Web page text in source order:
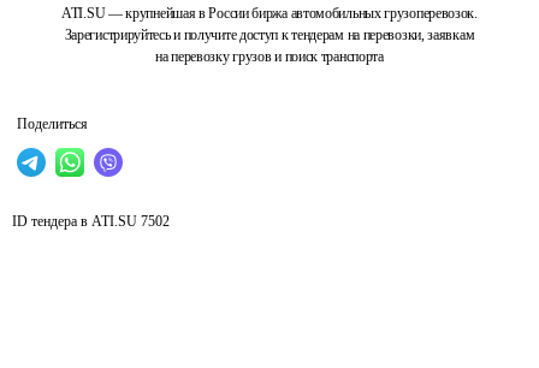
ATI.SU — крупнейшая в России биржа автомобильных грузоперевозок.
Зарегистрируйтесь и получите доступ к тендерам на перевозки, заявкам
на перевозку грузов и поиск транспорта
Поделиться
ID тендера в ATI.SU 7502